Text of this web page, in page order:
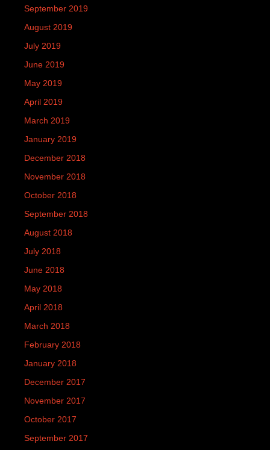
September 2019
August 2019
July 2019
June 2019
May 2019
April 2019
March 2019
January 2019
December 2018
November 2018
October 2018
September 2018
August 2018
July 2018
June 2018
May 2018
April 2018
March 2018
February 2018
January 2018
December 2017
November 2017
October 2017
September 2017